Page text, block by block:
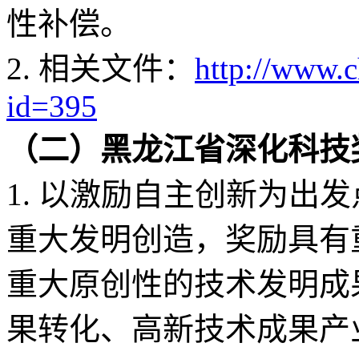
性补偿。
2. 相关文件： http://
id=395
（二）黑龙江省深化科
1. 以激励自主创新为出
重大发明创造，奖励具
重大原创性的技术发明
果转化、高新技术成果